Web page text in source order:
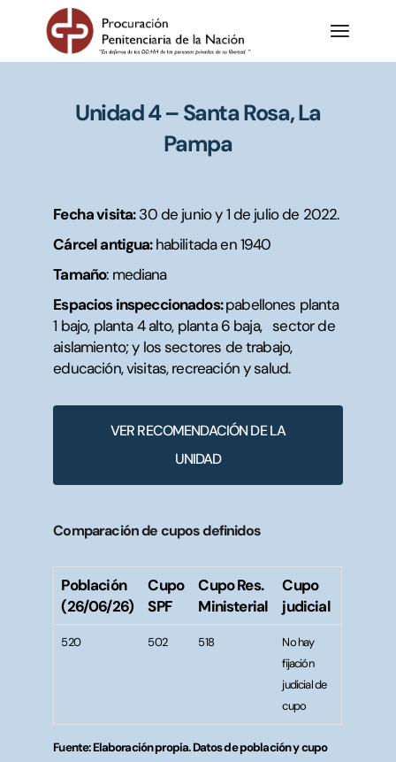
Unidad 4 – Santa Rosa, La
Pampa
Fecha visita:30 de junio y 1 de julio de 2022.
Cárcel antigua:habilitada en 1940
Tamaño: mediana
Espacios inspeccionados:pabellones planta
1 bajo, planta 4 alto, planta 6 baja, sector de
aislamiento; y los sectores de trabajo,
educación, visitas, recreación y salud.
VER RECOMENDACIÓN DE LA
UNIDAD
Comparación de cupos definidos
Población
(26/06/26)
Cupo
SPF
Cupo Res.
Ministerial
Cupo
judicial
520 502 518
No hay
fijación
judicial de
cupo
Fuente: Elaboración propia. Datos de población y cupo